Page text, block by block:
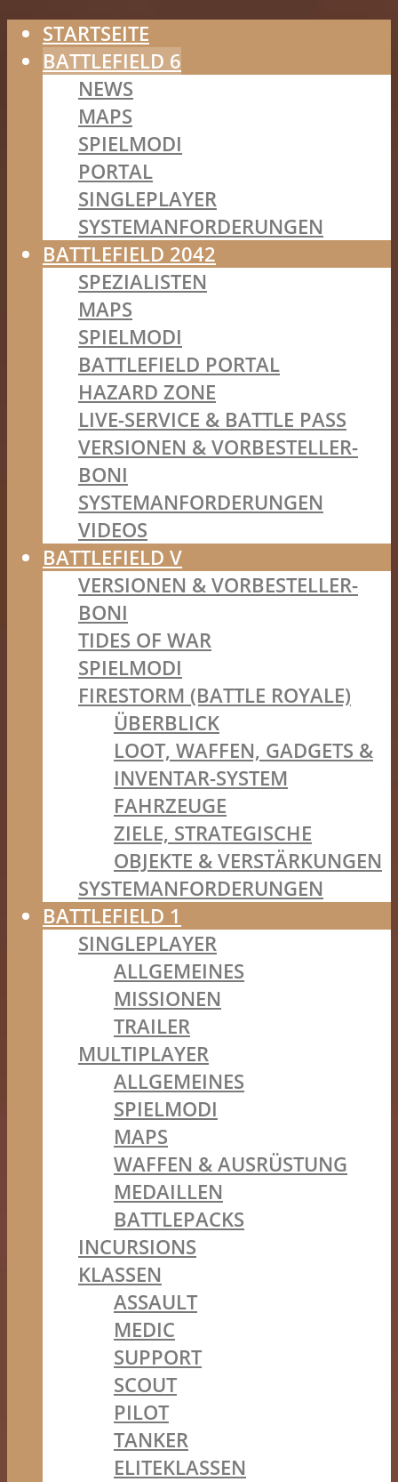
STARTSEITE
BATTLEFIELD 6
NEWS
MAPS
SPIELMODI
PORTAL
SINGLEPLAYER
SYSTEMANFORDERUNGEN
BATTLEFIELD 2042
SPEZIALISTEN
MAPS
SPIELMODI
BATTLEFIELD PORTAL
HAZARD ZONE
LIVE-SERVICE & BATTLE PASS
VERSIONEN & VORBESTELLER-
BONI
SYSTEMANFORDERUNGEN
VIDEOS
BATTLEFIELD V
VERSIONEN & VORBESTELLER-
BONI
TIDES OF WAR
SPIELMODI
FIRESTORM (BATTLE ROYALE)
ÜBERBLICK
LOOT, WAFFEN, GADGETS &
INVENTAR-SYSTEM
FAHRZEUGE
ZIELE, STRATEGISCHE
OBJEKTE & VERSTÄRKUNGEN
SYSTEMANFORDERUNGEN
BATTLEFIELD 1
SINGLEPLAYER
ALLGEMEINES
MISSIONEN
TRAILER
MULTIPLAYER
ALLGEMEINES
SPIELMODI
MAPS
WAFFEN & AUSRÜSTUNG
MEDAILLEN
BATTLEPACKS
INCURSIONS
KLASSEN
ASSAULT
MEDIC
SUPPORT
SCOUT
PILOT
TANKER
ELITEKLASSEN